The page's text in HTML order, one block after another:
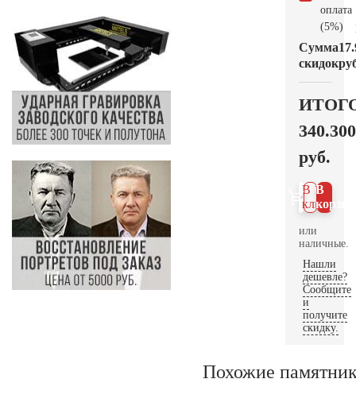
оплата
(5%)
Сумма
скидок
340.300
руб.
В
В 1
клик
или
наличные.
Нашли
дешевле?
Сообщите
и
получите
скидку.
Похожие